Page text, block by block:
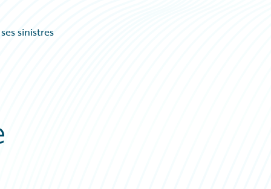
sinistres